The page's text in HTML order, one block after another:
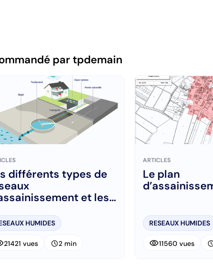
par tpdemain
différents types de
et les
HUMIDES
21421 vues schedule2 min
ARTICLES
Le plan
RESEAUX HUMIDES
visibility11560 vues